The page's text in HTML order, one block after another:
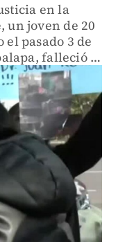
en la
un joven de 20
pasado 3 de
falleció la
cuatro días de